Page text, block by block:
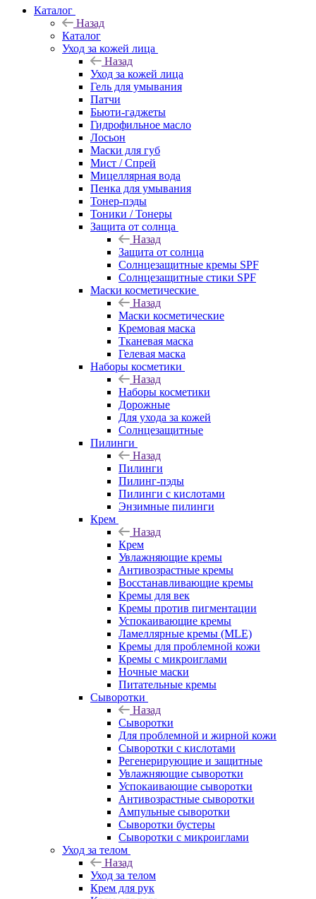
Каталог
Назад
Каталог
Уход за кожей лица
Назад
Уход за кожей лица
Гель для умывания
Патчи
Бьюти-гаджеты
Гидрофильное масло
Лосьон
Маски для губ
Мист / Спрей
Мицеллярная вода
Пенка для умывания
Тонер-пэды
Тоники / Тонеры
Защита от солнца
Назад
Защита от солнца
Солнцезащитные кремы SPF
Солнцезащитные стики SPF
Маски косметические
Назад
Маски косметические
Кремовая маска
Тканевая маска
Гелевая маска
Наборы косметики
Назад
Наборы косметики
Дорожные
Для ухода за кожей
Солнцезащитные
Пилинги
Назад
Пилинги
Пилинг-пэды
Пилинги с кислотами
Энзимные пилинги
Крем
Назад
Крем
Увлажняющие кремы
Антивозрастные кремы
Восстанавливающие кремы
Кремы для век
Кремы против пигментации
Успокаивающие кремы
Ламеллярные кремы (MLE)
Кремы для проблемной кожи
Кремы с микроиглами
Ночные маски
Питательные кремы
Сыворотки
Назад
Сыворотки
Для проблемной и жирной кожи
Сыворотки с кислотами
Регенерирующие и защитные
Увлажняющие сыворотки
Успокаивающие сыворотки
Антивозрастные сыворотки
Ампульные сыворотки
Сыворотки бустеры
Сыворотки с микроиглами
Уход за телом
Назад
Уход за телом
Крем для рук